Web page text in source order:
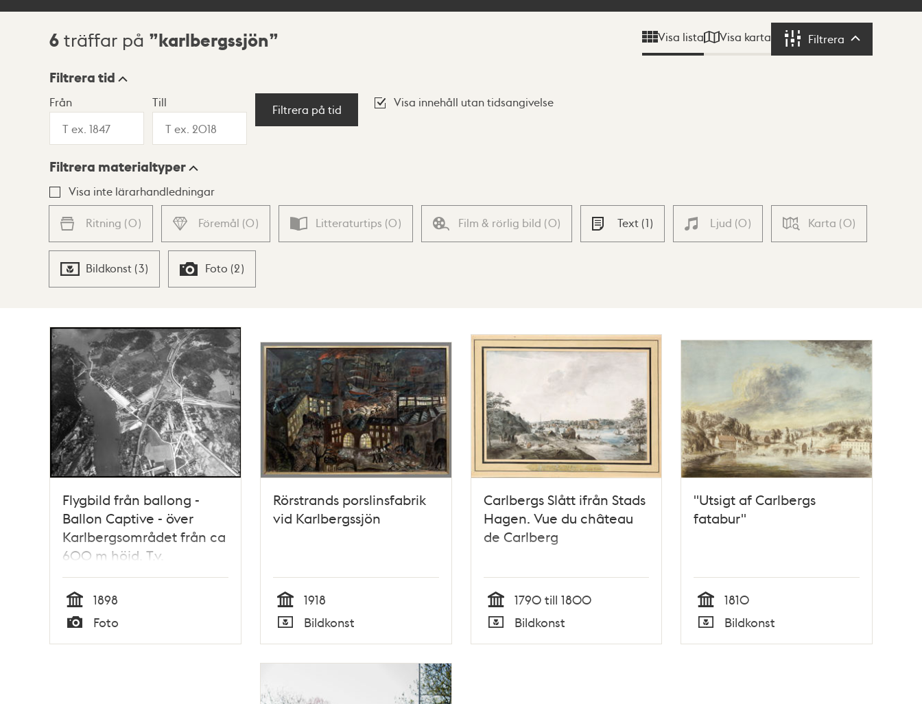
Sökresultat
6 träffar på karlbergssjön Visa lista Visa karta Filtrera Filtrera
Visningsläge
Lista Karta
Filtrera tid
Från Till
Filtrera på tid
Visa innehåll utan tidsangivelse
Filtrera materialtyper
Visa inte lärarhandledningar
Ritning (0) Föremål (0) Litteraturtips (0) Film & rörlig bild (0) Text (1) Ljud (0) Karta (0)
Bildkonst (3) Foto (2)
Flygbild från ballong -
Ballon Captive - över
Karlbergsområdet från ca
600 m höjd. T.v.
Kungsholmen och
Karlbergssjön
Tid
1898
Foto
Rörstrands porslinsfabrik
vid Karlbergssjön
Tid
1918
Bildkonst
Carlbergs Slått ifrån Stads
Hagen. Vue du château
de Carlberg
Tid
1790 till 1800
Bildkonst
"Utsigt af Carlbergs
fatabur"
Tid
1810
Bildkonst